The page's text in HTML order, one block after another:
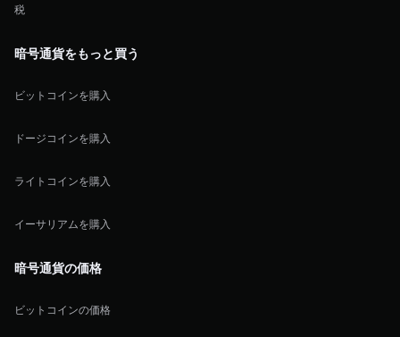
税
暗号通貨をもっと買う
ビットコインを購入
ドージコインを購入
ライトコインを購入
イーサリアムを購入
暗号通貨の価格
ビットコインの価格